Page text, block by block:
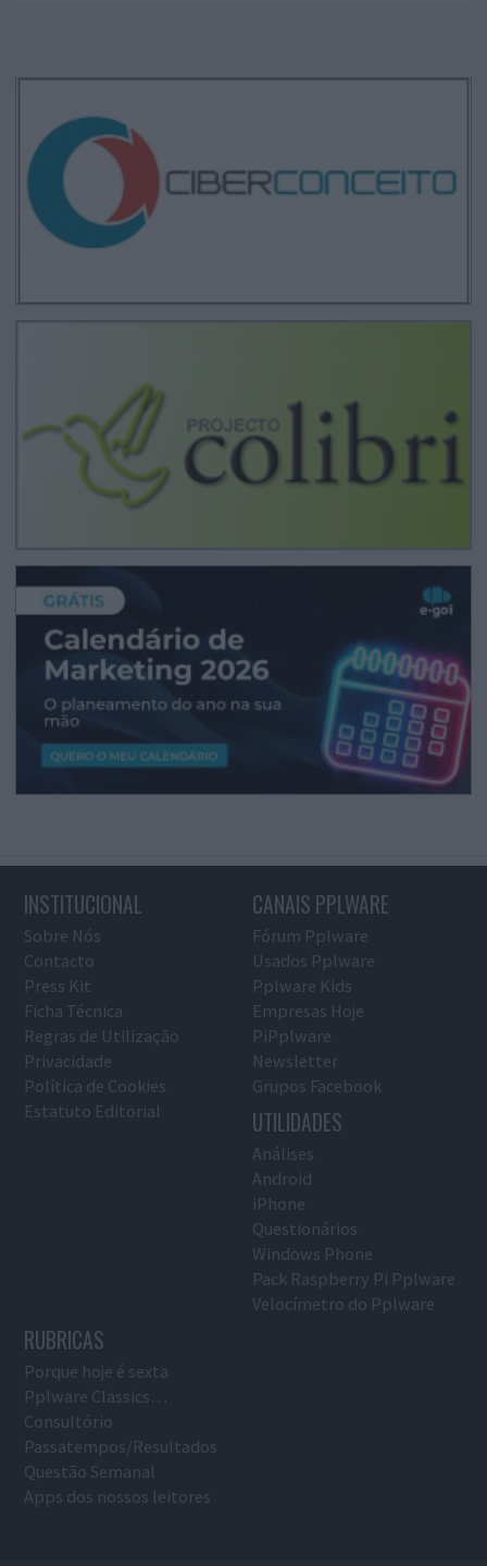
INSTITUCIONAL
Sobre Nós
Contacto
Press Kit
Ficha Técnica
Regras de Utilização
Privacidade
Política de Cookies
Estatuto Editorial
CANAIS PPLWARE
Fórum Pplware
Usados Pplware
Pplware Kids
Empresas Hoje
PiPplware
Newsletter
Grupos Facebook
UTILIDADES
Análises
Android
iPhone
Questionários
Windows Phone
Pack Raspberry Pi Pplware
Velocímetro do Pplware
RUBRICAS
Porque hoje é sexta
Pplware Classics…
Consultório
Passatempos/Resultados
Questão Semanal
Apps dos nossos leitores